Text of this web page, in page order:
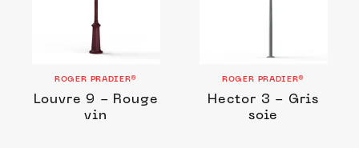
ROGER PRADIER®
Louvre 9 - Rouge
vin
ROGER PRADIER®
Hector 3 - Gris
soie